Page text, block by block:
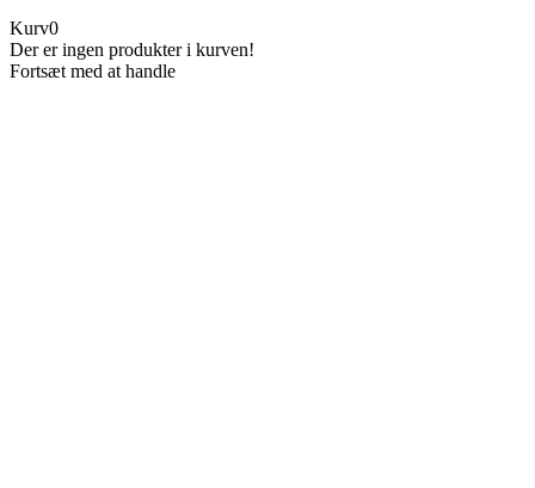
Kurv0
Der er ingen produkter i kurven!
Fortsæt med at handle